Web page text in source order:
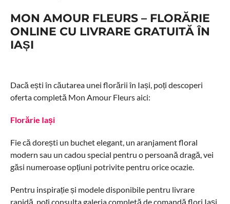
MON AMOUR FLEURS – FLORĂRIE
ONLINE CU LIVRARE GRATUITĂ ÎN
IAȘI
Dacă ești în căutarea unei florării în Iași, poți descoperi
oferta completă Mon Amour Fleurs aici:
Florărie Iași
Fie că dorești un buchet elegant, un aranjament floral
modern sau un cadou special pentru o persoană dragă, vei
găsi numeroase opțiuni potrivite pentru orice ocazie.
Pentru inspirație și modele disponibile pentru livrare
rapidă, poți consulta galeria completă de comandă flori Iași